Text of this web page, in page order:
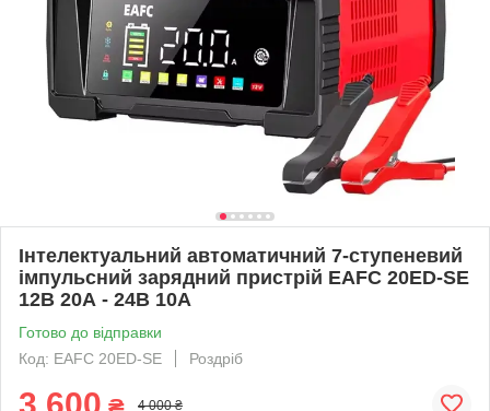
Інтелектуальний автоматичний 7-ступеневий
імпульсний зарядний пристрій EAFC 20ED-SE
12В 20А - 24B 10A
Готово до відправки
Код: EAFC 20ED-SE
Роздріб
3 600 4 000 ₴